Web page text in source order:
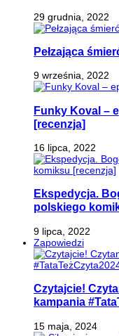
29 grudnia, 2022
Pełzająca
9 września, 2022
Funky Koval –
[recenzja]
16 lipca, 2022
Ekspedycja.
polskiego
9 lipca, 2022
Zapowiedzi
Czytajcie!
kampania
15 maja, 2024